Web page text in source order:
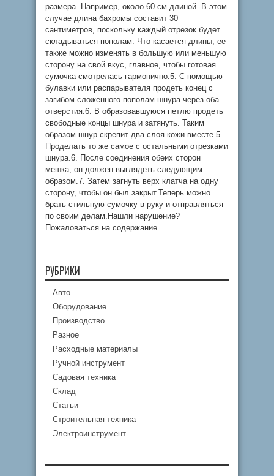
размера. Например, около 60 см длиной. В этом
случае длина бахромы составит 30
сантиметров, поскольку каждый отрезок будет
складываться пополам. Что касается длины, ее
также можно изменять в большую или меньшую
сторону на свой вкус, главное, чтобы готовая
сумочка смотрелась гармонично.5. С помощью
булавки или распарывателя продеть конец с
загибом сложенного пополам шнура через оба
отверстия.6. В образовавшуюся петлю продеть
свободные концы шнура и затянуть. Таким
образом шнур скрепит два слоя кожи вместе.5.
Проделать то же самое с остальными отрезками
шнура.6. После соединения обеих сторон
мешка, он должен выглядеть следующим
образом.7. Затем загнуть верх клатча на одну
сторону, чтобы он был закрыт.Теперь можно
брать стильную сумочку в руку и отправляться
по своим делам.Нашли нарушение?
Пожаловаться на содержание
РУБРИКИ
Авто
Оборудование
Производство
Разное
Расходные материалы
Ручной инструмент
Садовая техника
Склад
Статьи
Строительная техника
Электроинструмент